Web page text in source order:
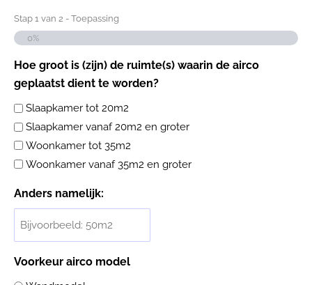
Stap 1 van 2 - Toepassing
0%
Hoe groot is (zijn) de ruimte(s) waarin de airco
geplaatst dient te worden?
Slaapkamer tot 20m2
Slaapkamer vanaf 20m2 en groter
Woonkamer tot 35m2
Woonkamer vanaf 35m2 en groter
Anders namelijk:
Voorkeur airco model